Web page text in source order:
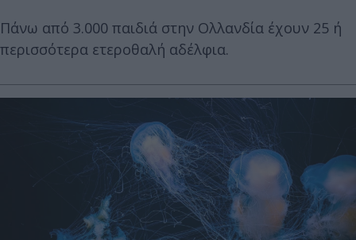
Πάνω από 3.000 παιδιά στην Ολλανδία έχουν 25 ή
περισσότερα ετεροθαλή αδέλφια.